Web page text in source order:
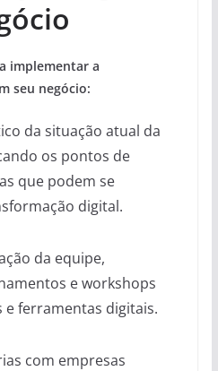
implementar a
seu negócio:
da situação atual da
os pontos de
que podem se
digital.
da equipe,
e workshops
ferramentas digitais.
com empresas